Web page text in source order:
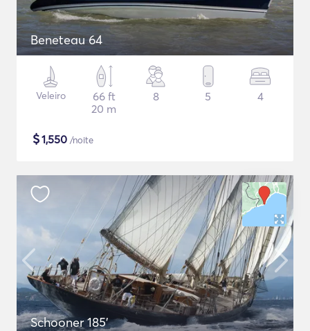
Beneteau 64
Veleiro
66 ft
20 m
8 5 4
$1,550 /noite
Schooner 185'